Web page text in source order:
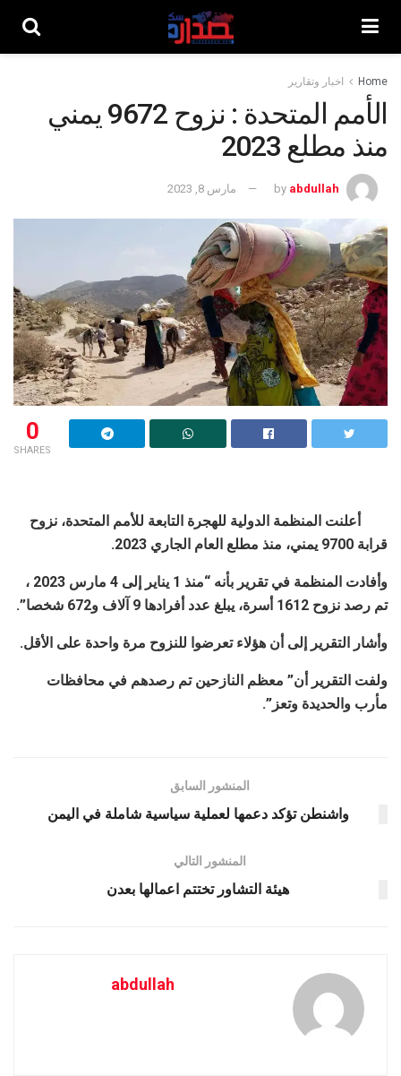
Home اخبار وتقارير
الأمم المتحدة : نزوح 9672 يمني
منذ مطلع 2023
by abdullah مارس 8, 2023
0
SHARES
أعلنت المنظمة الدولية للهجرة التابعة للأمم المتحدة، نزوح
قرابة 9700 يمني، منذ مطلع العام الجاري 2023.
وأفادت المنظمة في تقرير بأنه “منذ 1 يناير إلى 4 مارس 2023 ،
تم رصد نزوح 1612 أسرة، يبلغ عدد أفرادها 9 آلاف و672 شخصا”.
وأشار التقرير إلى أن هؤلاء تعرضوا للنزوح مرة واحدة على الأقل.
ولفت التقرير أن” معظم النازحين تم رصدهم في محافظات
مأرب والحديدة وتعز”.
المنشور السابق
واشنطن تؤكد دعمها لعملية سياسية شاملة في اليمن
المنشور التالي
هيئة التشاور تختتم اعمالها بعدن
abdullah